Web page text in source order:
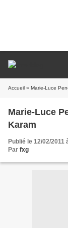
Accueil » Marie-Luce
Marie-Luce
Karam
Publié le 12/02/2011
Par fxg